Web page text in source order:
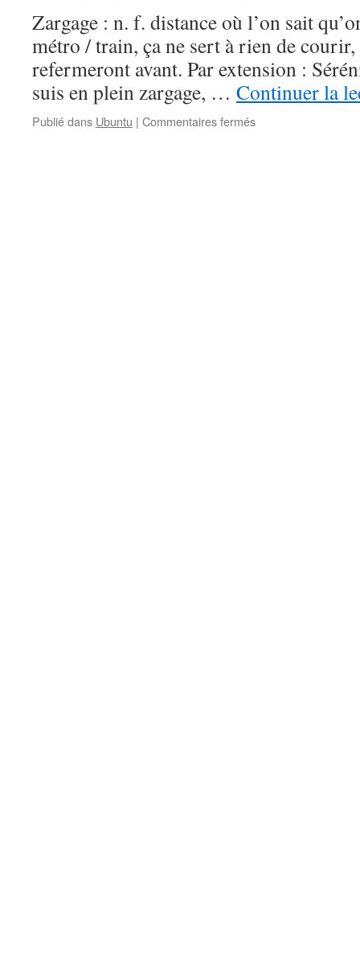
la
joueuse
de
Go
Zargage : n. f. distance où l’on sait
métro / train, ça ne sert à rien de courir,
refermeront avant. Par extension :
suis en plein zargage, … Continuer la
Publié dans Ubuntu | Commentaires ferméssur